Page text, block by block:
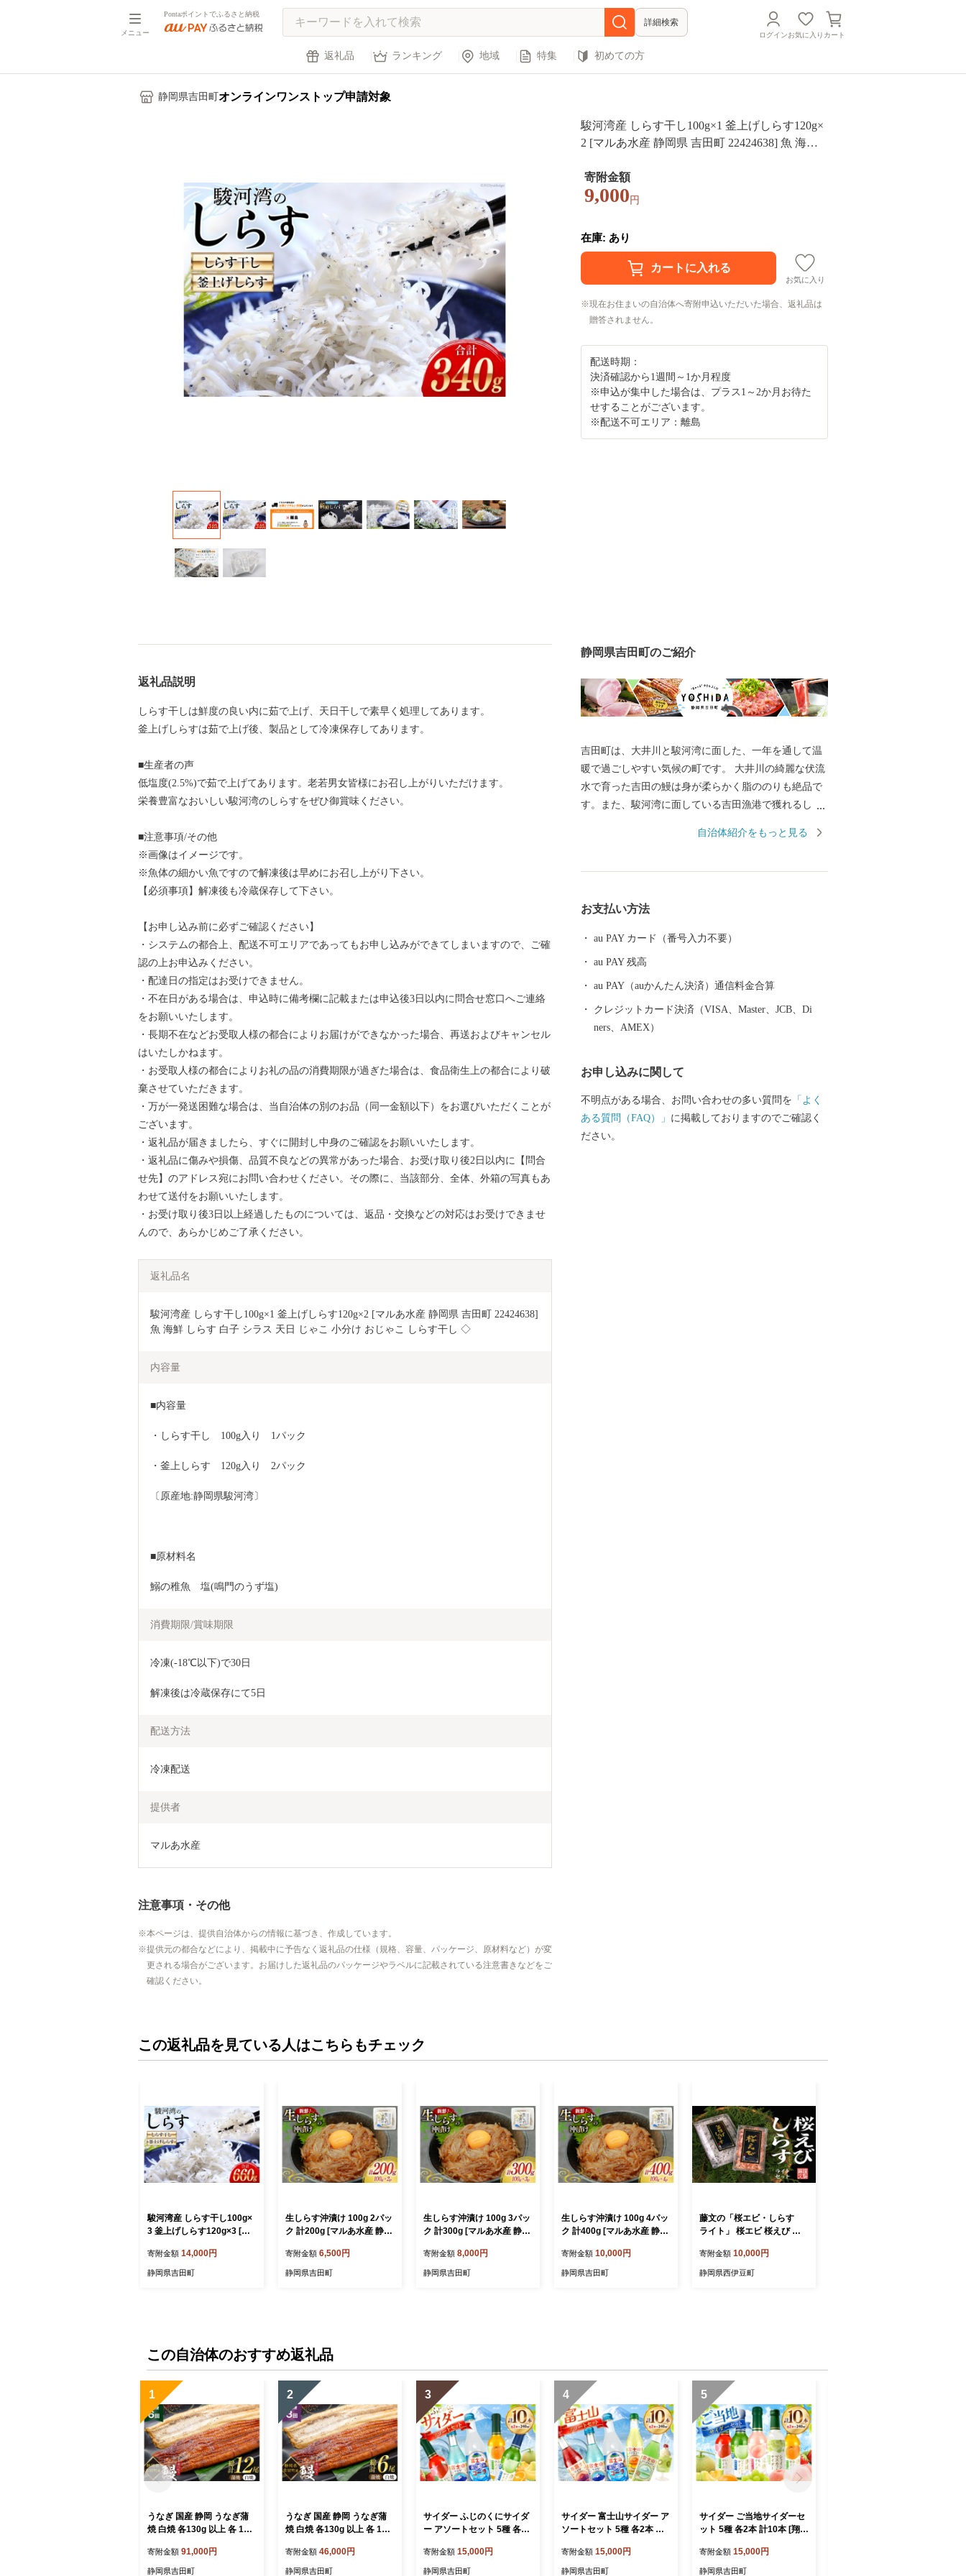
メニュー
Pontaポイントでふるさと納税
詳細検索
ログインお気に入り カート
返礼品 ランキング 地域 特集 初めての方
静岡県吉田町 オンラインワンストップ申請対象
駿河湾産 しらす干し100g×1 釜上げしらす120g×
2 [マルあ水産 静岡県 吉田町 22424638] 魚 海鮮
しらす干し ◇
寄附金額
9,000 円
在庫: あり
お気に入り
現在お住まいの自治体へ寄附申込いただいた場合、返礼品は
贈答されません。
配送時期：
決済確認から1週間～1か月程度
※申込が集中した場合は、プラス1～2か月お待た
せすることがございます。
※配送不可エリア：離島
返礼品説明
しらす干しは鮮度の良い内に茹で上げ、天日干しで素早く処理してあります。
釜上げしらすは茹で上げ後、製品として冷凍保存してあります。
■生産者の声
低塩度(2.5%)で茹で上げてあります。老若男女皆様にお召し上がりいただけます。
栄養豊富なおいしい駿河湾のしらすをぜひ御賞味ください。
■注意事項/その他
※画像はイメージです。
※魚体の細かい魚ですので解凍後は早めにお召し上がり下さい。
【必須事項】解凍後も冷蔵保存して下さい。
【お申し込み前に必ずご確認ください】
・システムの都合上、配送不可エリアであってもお申し込みができてしまいますので、ご確
認の上お申込みください。
・配達日の指定はお受けできません。
・不在日がある場合は、申込時に備考欄に記載または申込後3日以内に問合せ窓口へご連絡
をお願いいたします。
・長期不在などお受取人様の都合によりお届けができなかった場合、再送およびキャンセル
はいたしかねます。
・お受取人様の都合によりお礼の品の消費期限が過ぎた場合は、食品衛生上の都合により破
棄させていただきます。
・万が一発送困難な場合は、当自治体の別のお品（同一金額以下）をお選びいただくことが
ございます。
・返礼品が届きましたら、すぐに開封し中身のご確認をお願いいたします。
・返礼品に傷みや損傷、品質不良などの異常があった場合、お受け取り後2日以内に【問合
せ先】のアドレス宛にお問い合わせください。その際に、当該部分、全体、外箱の写真もあ
わせて送付をお願いいたします。
・お受け取り後3日以上経過したものについては、返品・交換などの対応はお受けできませ
んので、あらかじめご了承ください。
返礼品名
駿河湾産 しらす干し100g×1 釜上げしらす120g×2 [マルあ水産 静岡県 吉田町 22424638]
魚 海鮮 しらす 白子 シラス 天日 じゃこ 小分け おじゃこ しらす干し ◇
内容量
■内容量
・しらす干し　100g入り　1パック
・釜上しらす　120g入り　2パック
〔原産地:静岡県駿河湾〕
■原材料名
鰯の稚魚　塩(鳴門のうず塩)
消費期限/賞味期限
冷凍(-18℃以下)で30日
解凍後は冷蔵保存にて5日
配送方法
冷凍配送
提供者
マルあ水産
注意事項・その他
本ページは、提供自治体からの情報に基づき、作成しています。
提供元の都合などにより、掲載中に予告なく返礼品の仕様（規格、容量、パッケージ、原材料など）が変
更される場合がございます。お届けした返礼品のパッケージやラベルに記載されている注意書きなどをご
確認ください。
静岡県吉田町のご紹介
吉田町は、大井川と駿河湾に面した、一年を通して温
暖で過ごしやすい気候の町です。 大井川の綺麗な伏流
水で育った吉田の鰻は身が柔らかく脂ののりも絶品で
す。また、駿河湾に面している吉田漁港で獲れるしら
加工場が増加しておりこれらの事業所で生産されるま
自治体紹介をもっと見る
お支払い方法
au PAY カード（番号入力不要）
au PAY 残高
au PAY（auかんたん決済）通信料金合算
クレジットカード決済（VISA、Master、JCB、Di
ners、AMEX）
お申し込みに関して
不明点がある場合、お問い合わせの多い質問を 「よく
ある質問（FAQ）」 に掲載しておりますのでご確認く
ださい。
この返礼品を見ている人はこちらもチェック
駿河湾産 しらす干し100g×
3 釜上げしらす120g×3 [マ
24639] 魚 海鮮 しらす 白子
シラス 天日 じゃこ 小分け
寄附金額 14,000円
静岡県吉田町
生しらす沖漬け 100g 2パッ
ク 計200g [マルあ水産 静岡
らす 生シラス 沖漬け しら
す シラス 魚 海鮮 駿河湾産
寄附金額 6,500円
静岡県吉田町
生しらす沖漬け 100g 3パッ
ク 計300g [マルあ水産 静岡
らす 生シラス 沖漬け しら
す シラス 魚 海鮮 駿河湾産
寄附金額 8,000円
静岡県吉田町
生しらす沖漬け 100g 4パッ
ク 計400g [マルあ水産 静岡
らす 生シラス 沖漬け しら
す シラス 魚 海鮮 駿河湾産
寄附金額 10,000円
静岡県吉田町
藤文の「桜エビ・しらす
ライト」 桜エビ 桜えび し
50ｇ 駿河湾 冷凍 西伊豆 伊
豆 ギフト お歳暮 お中元
寄附金額 10,000円
静岡県西伊豆町
この自治体のおすすめ返礼品
1
うなぎ 国産 静岡 うなぎ蒲
焼 白焼 各130g 以上 各 1尾
付き [大井川うなぎ 静岡県
吉田町 22424764] 静岡県産
寄附金額 91,000円
静岡県吉田町
2
うなぎ 国産 静岡 うなぎ蒲
焼 白焼 各130g 以上 各 1尾
付き [大井川うなぎ 静岡県
吉田町 22424763] 静岡県産
寄附金額 46,000円
静岡県吉田町
3
サイダー ふじのくにサイダ
ー アソートセット 5種 各2
吉田町 22424704] 炭酸 炭
酸飲料 瓶 ソーダ コーラ メ
寄附金額 15,000円
静岡県吉田町
4
サイダー 富士山サイダー ア
ソートセット 5種 各2本 計1
22424705] 炭酸 炭酸飲料
瓶 ソーダ コーラ キウイ ゆ
寄附金額 15,000円
静岡県吉田町
5
サイダー ご当地サイダーセ
ット 5種 各2本 計10本 [翔栄
06] 炭酸 炭酸飲料 瓶 ソーダ
メロン みかん シャインマス
寄附金額 15,000円
静岡県吉田町